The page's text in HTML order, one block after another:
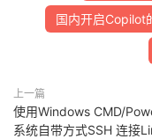
国内开启Copilot
上一篇
使用Windows CMD/
系统自带方式SSH 连接